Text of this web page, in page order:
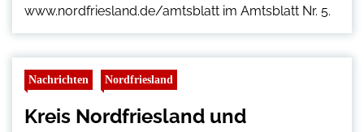
www.nordfriesland.de/amtsblatt im Amtsblatt Nr. 5.
Nachrichten Nordfriesland
Kreis Nordfriesland und